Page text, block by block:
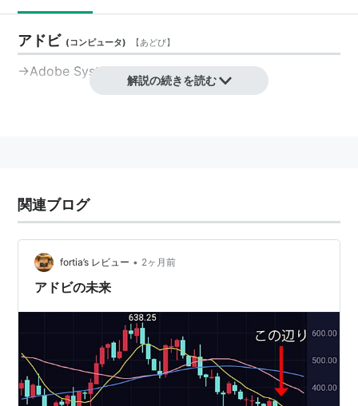
アドビ (コンピュータ) 【あどび】
→Adobe Systems
解説の続きを読む
関連ブログ
fortia’s レビュー • 2ヶ月前
アドビの未来